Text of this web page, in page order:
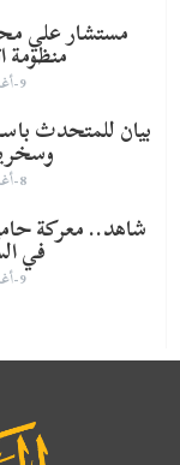
مستشار علي
9-أغسطس- 2026
بيان للمتحدث
8-أغسطس- 2026
شاهد.. معركة
في
9-أغسطس- 2026